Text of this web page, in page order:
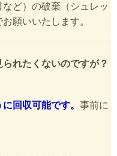
など）の破棄（シュレッ
願いいたします。
れたくないのですが？
回収可能です。 事前に